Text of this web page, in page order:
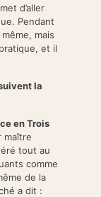
d’aller
Pendant
mais
et il
la
en Trois
maître
tout au
comme
de la
a dit :